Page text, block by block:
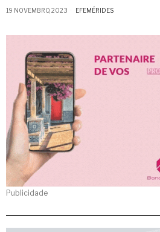
19 NOVEMBRO, 2023 EFEMÉRIDES
Publicidade